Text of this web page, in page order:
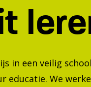
in een veilig
educatie. We